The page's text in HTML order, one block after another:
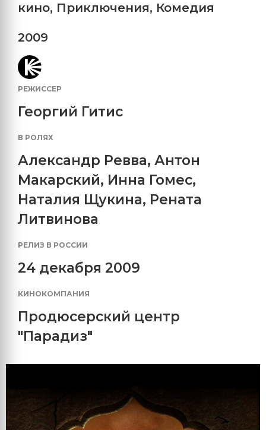
кино, Приключения, Комедия
2009
РЕЖИССЕР
Георгий Гитис
В РОЛЯХ
Александр Ревва, Антон
Макарский, Инна Гомес,
Наталия Щукина, Рената
Литвинова
РЕЛИЗ В РОССИИ
24 декабря 2009
КИНОКОМПАНИЯ
Продюсерский центр
"Парадиз"